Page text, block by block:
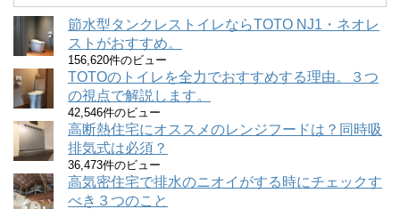
節水型タンクレストイレならTOTO NJ1・ネオレ
ストがおすすめ。
156,620件のビュー
TOTOのトイレを全力でおすすめする理由。３つ
の視点で解説します。
42,546件のビュー
高断熱住宅にオススメのレンジフードは？同時吸
排気式は必須？
36,473件のビュー
高気密住宅で排水のニオイがする時にチェックす
べき３つのこと